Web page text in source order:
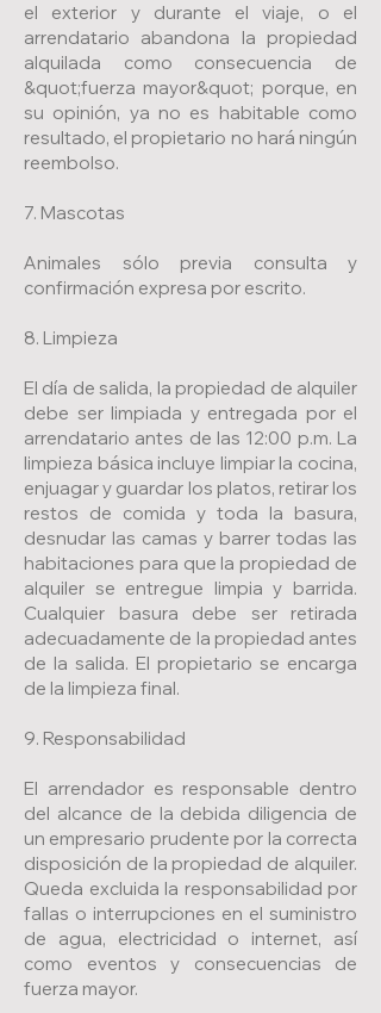
el exterior y durante el viaje, o el
arrendatario abandona la propiedad
alquilada como consecuencia de
&quot;fuerza mayor&quot; porque, en
su opinión, ya no es habitable como
resultado, el propietario no hará ningún
reembolso.
7. Mascotas
Animales sólo previa consulta y
confirmación expresa por escrito.
8. Limpieza
El día de salida, la propiedad de alquiler
debe ser limpiada y entregada por el
arrendatario antes de las 12:00 p.m. La
limpieza básica incluye limpiar la cocina,
enjuagar y guardar los platos, retirar los
restos de comida y toda la basura,
desnudar las camas y barrer todas las
habitaciones para que la propiedad de
alquiler se entregue limpia y barrida.
Cualquier basura debe ser retirada
adecuadamente de la propiedad antes
de la salida. El propietario se encarga
de la limpieza final.
9. Responsabilidad
El arrendador es responsable dentro
del alcance de la debida diligencia de
un empresario prudente por la correcta
disposición de la propiedad de alquiler.
Queda excluida la responsabilidad por
fallas o interrupciones en el suministro
de agua, electricidad o internet, así
como eventos y consecuencias de
fuerza mayor.